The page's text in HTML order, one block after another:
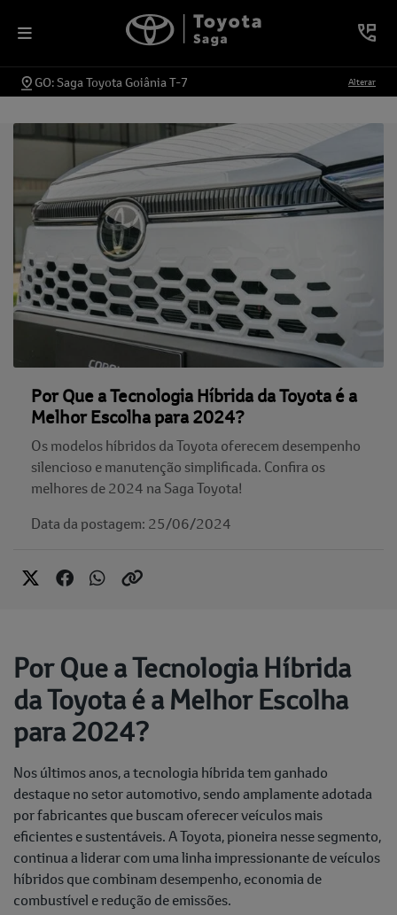
GO: Saga Toyota Goiânia T-7 Alterar
Por Que a Tecnologia Híbrida da Toyota é a
Melhor Escolha para 2024?
Os modelos híbridos da Toyota oferecem desempenho
silencioso e manutenção simplificada. Confira os
melhores de 2024 na Saga Toyota!
Data da postagem: 25/06/2024
Por Que a Tecnologia Híbrida
da Toyota é a Melhor Escolha
para 2024?
Nos últimos anos, a tecnologia híbrida tem ganhado
destaque no setor automotivo, sendo amplamente adotada
por fabricantes que buscam oferecer veículos mais
eficientes e sustentáveis. A Toyota, pioneira nesse segmento,
continua a liderar com uma linha impressionante de veículos
híbridos que combinam desempenho, economia de
combustível e redução de emissões.